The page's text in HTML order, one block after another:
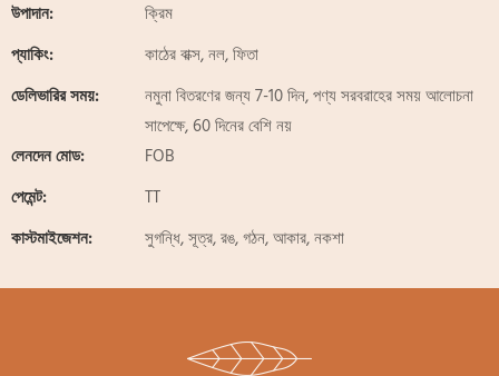
উপাদান:
ক্রিম
প্যাকিং:
কাঠের বাক্স, নল, ফিতা
ডেলিভারির সময়:
নমুনা বিতরণের জন্য 7-10 দিন, পণ্য সরবরাহের সময় আলোচনা
সাপেক্ষে, 60 দিনের বেশি নয়
লেনদেন মোড:
FOB
পেমেন্ট:
TT
কাস্টমাইজেশন:
সুগন্ধি, সূত্র, রঙ, গঠন, আকার, নকশা